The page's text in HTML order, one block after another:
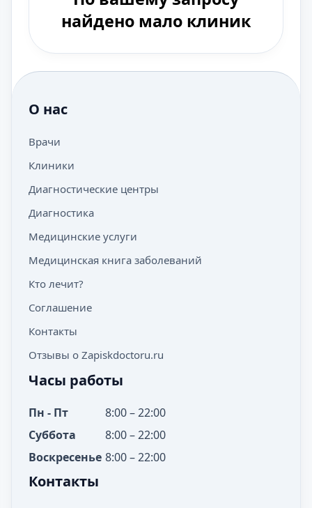
найдено мало клиник
О нас
Врачи
Клиники
Диагностические центры
Диагностика
Медицинские услуги
Медицинская книга заболеваний
Кто лечит?
Соглашение
Контакты
Отзывы о Zapiskdoctoru.ru
Часы работы
Пн - Пт
8:00 – 22:00
Суббота
8:00 – 22:00
Воскресенье 8:00 – 22:00
Контакты